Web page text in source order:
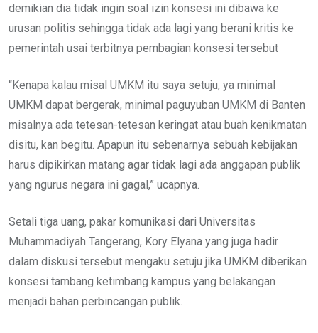
demikian dia tidak ingin soal izin konsesi ini dibawa ke
urusan politis sehingga tidak ada lagi yang berani kritis ke
pemerintah usai terbitnya pembagian konsesi tersebut
“Kenapa kalau misal UMKM itu saya setuju, ya minimal
UMKM dapat bergerak, minimal paguyuban UMKM di Banten
misalnya ada tetesan-tetesan keringat atau buah kenikmatan
disitu, kan begitu. Apapun itu sebenarnya sebuah kebijakan
harus dipikirkan matang agar tidak lagi ada anggapan publik
yang ngurus negara ini gagal,” ucapnya.
Setali tiga uang, pakar komunikasi dari Universitas
Muhammadiyah Tangerang, Kory Elyana yang juga hadir
dalam diskusi tersebut mengaku setuju jika UMKM diberikan
konsesi tambang ketimbang kampus yang belakangan
menjadi bahan perbincangan publik.